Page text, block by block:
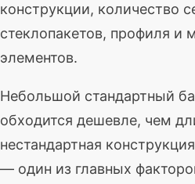
конструкции, количество
стеклопакетов, профиля и
элементов.
Небольшой стандартный
обходится дешевле, чем
нестандартная
— один из главных